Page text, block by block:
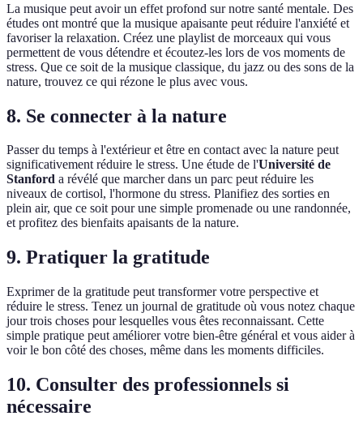
La musique peut avoir un effet profond sur notre santé mentale. Des
études ont montré que la musique apaisante peut réduire l'anxiété et
favoriser la relaxation. Créez une playlist de morceaux qui vous
permettent de vous détendre et écoutez-les lors de vos moments de
stress. Que ce soit de la musique classique, du jazz ou des sons de la
nature, trouvez ce qui rézone le plus avec vous.
8. Se connecter à la nature
Passer du temps à l'extérieur et être en contact avec la nature peut
significativement réduire le stress. Une étude de l'Université de
Stanford a révélé que marcher dans un parc peut réduire les
niveaux de cortisol, l'hormone du stress. Planifiez des sorties en
plein air, que ce soit pour une simple promenade ou une randonnée,
et profitez des bienfaits apaisants de la nature.
9. Pratiquer la gratitude
Exprimer de la gratitude peut transformer votre perspective et
réduire le stress. Tenez un journal de gratitude où vous notez chaque
jour trois choses pour lesquelles vous êtes reconnaissant. Cette
simple pratique peut améliorer votre bien-être général et vous aider à
voir le bon côté des choses, même dans les moments difficiles.
10. Consulter des professionnels si
nécessaire